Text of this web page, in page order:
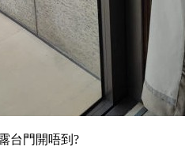
台門開唔到?